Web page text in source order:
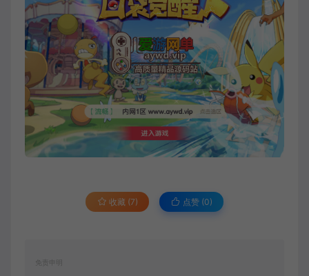
收藏 (7) 点赞 (0)
免责申明